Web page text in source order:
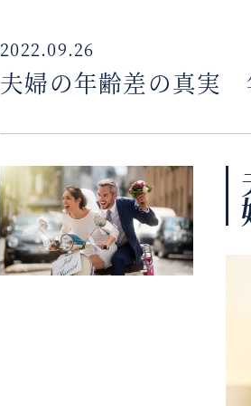
2022.09.26
夫婦の年齢差の真実